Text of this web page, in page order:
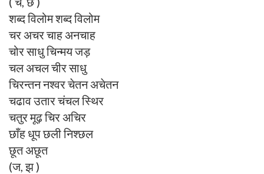
शब्द विलोम शब्द विलोम
चर अचर चाह अनचाह
चोर साधु चिन्मय जड़
चल अचल चीर साधु
चिरन्तन नश्वर चेतन अचेतन
चढाव उतार चंचल स्थिर
चतुर मूढ़ चिर अचिर
छाँह धूप छली निश्छल
छूत अछूत
(ज, झ )